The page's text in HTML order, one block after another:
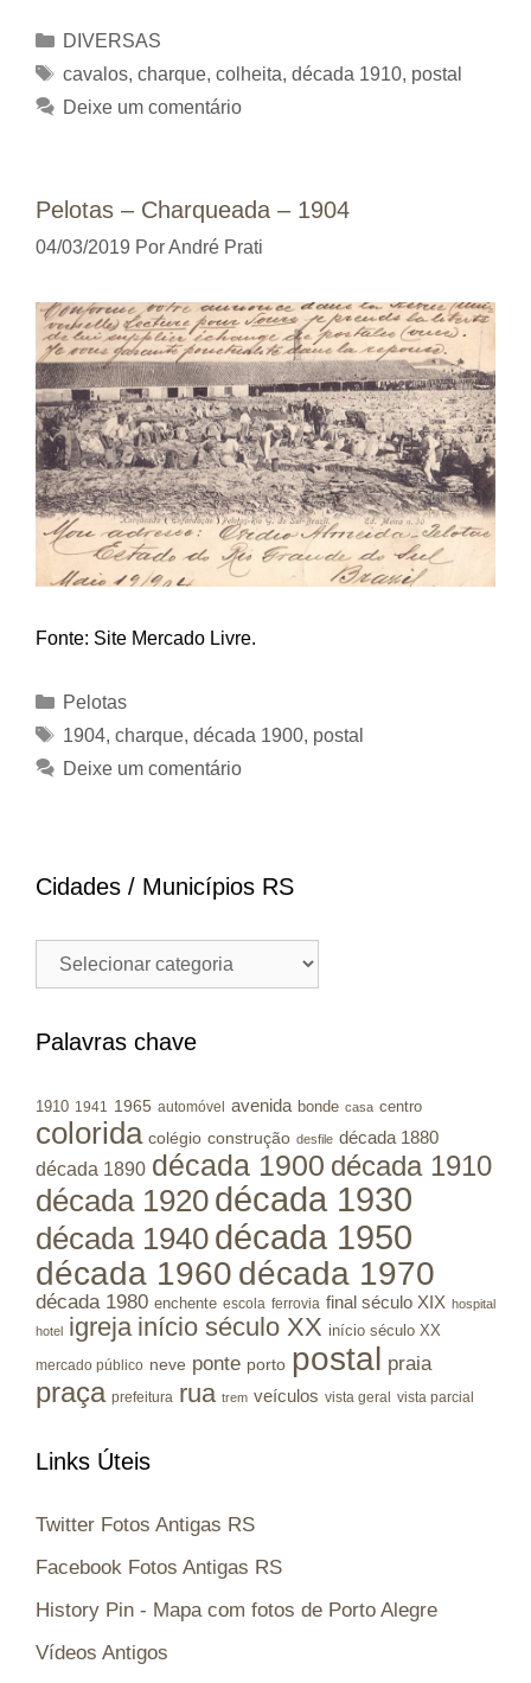
Categorias
DIVERSAS
Tags
cavalos, charque, colheita, década 1910, postal
Deixe um comentário
Pelotas – Charqueada – 1904
04/03/2019 PorAndré Prati
Fonte: Site Mercado Livre.
Categorias
Pelotas
Tags
1904, charque, década 1900, postal
Deixe um comentário
Cidades / Municípios RS
Cidades
Municípios
Palavras chave
1910 1941 1965 automóvel avenida bonde casa centro
colorida colégio construção desfile década 1880
década 1890 década 1900 década 1910
década 1920 década 1930
década 1940 década 1950
década 1960 década 1970
década 1980 enchente escola ferrovia final século XIX hospital
hotel igreja início século XX início século XX
mercado público neve ponte porto postal praia
praça prefeitura rua trem veículos vista geral vista parcial
Links Úteis
Twitter Fotos Antigas RS
Facebook Fotos Antigas RS
History Pin - Mapa com fotos de Porto Alegre
Vídeos Antigos